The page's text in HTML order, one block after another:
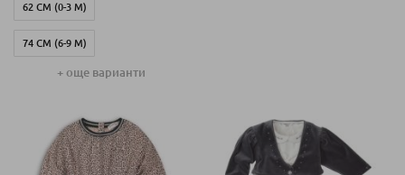
62 СМ (0-3 М)
74 СМ (6-9 М)
86 СМ (12-18 М)
92 СМ (18-24 М)
80 СМ (9-12 М)
+ още варианти